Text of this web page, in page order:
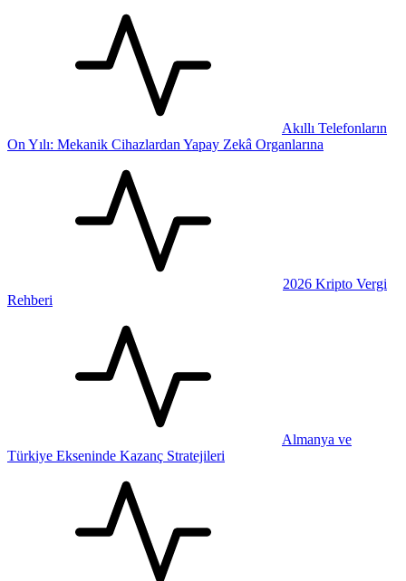
Akıllı Telefonların
On Yılı: Mekanik Cihazlardan Yapay Zekâ Organlarına
2026 Kripto Vergi
Rehberi
Almanya ve
Türkiye Ekseninde Kazanç Stratejileri